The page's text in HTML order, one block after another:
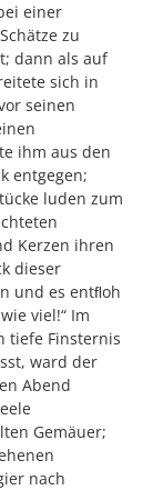
einer
zu
dann als auf
sich in
seinen
ihm aus den
entgegen;
luden zum
Kerzen ihren
dieser
und es entﬂoh
viel!“ Im
tiefe Finsternis
ward der
Abend
Gemäuer;
nach